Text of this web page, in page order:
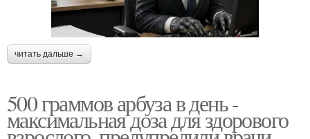
читать дальше →
500 граммов арбуза в день -
максимальная доза для здорового